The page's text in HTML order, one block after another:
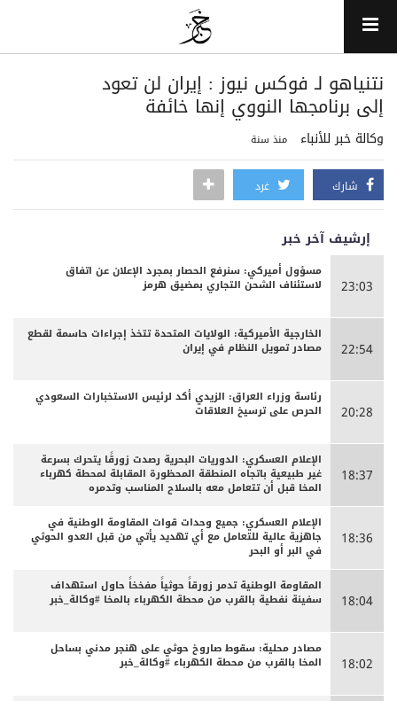
نتنياهو لـ فوكس نيوز : إيران لن تعود
إلى برنامجها النووي إنها خائفة
وكالة خبر للأنباء منذ سنة
شارك غرد
إرشيف آخر خبر
23:03
مسؤول أميركي: سنرفع الحصار بمجرد الإعلان عن اتفاق
لاستئناف الشحن التجاري بمضيق هرمز
22:54
الخارجية الأميركية: الولايات المتحدة تتخذ إجراءات حاسمة لقطع
مصادر تمويل النظام في إيران
20:28
رئاسة وزراء العراق: الزيدي أكد لرئيس الاستخبارات السعودي
الحرص على ترسيخ العلاقات
18:37
الإعلام العسكري: الدوريات البحرية رصدت زورقًا يتحرك بسرعة
غير طبيعية باتجاه المنطقة المحظورة المقابلة لمحطة كهرباء
المخا قبل أن تتعامل معه بالسلاح المناسب وتدمره
18:36
الإعلام العسكري: جميع وحدات قوات المقاومة الوطنية في
جاهزية عالية للتعامل مع أي تهديد يأتي من قبل العدو الحوثي
في البر أو البحر
18:04
المقاومة الوطنية تدمر زورقاً حوثياً مفخخاً حاول استهداف
سفينة نفطية بالقرب من محطة الكهرباء بالمخا #وكالة_خبر
18:02
مصادر محلية: سقوط صاروخ حوثي على هنجر مدني بساحل
المخا بالقرب من محطة الكهرباء #وكالة_خبر